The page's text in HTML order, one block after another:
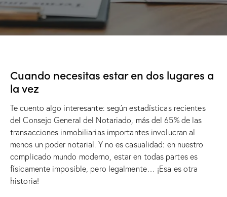
Cuando necesitas estar en dos lugares a
la vez
Te cuento algo interesante: según estadísticas recientes
del Consejo General del Notariado, más del 65% de las
transacciones inmobiliarias importantes involucran al
menos un poder notarial. Y no es casualidad: en nuestro
complicado mundo moderno, estar en todas partes es
físicamente imposible, pero legalmente… ¡Esa es otra
historia!